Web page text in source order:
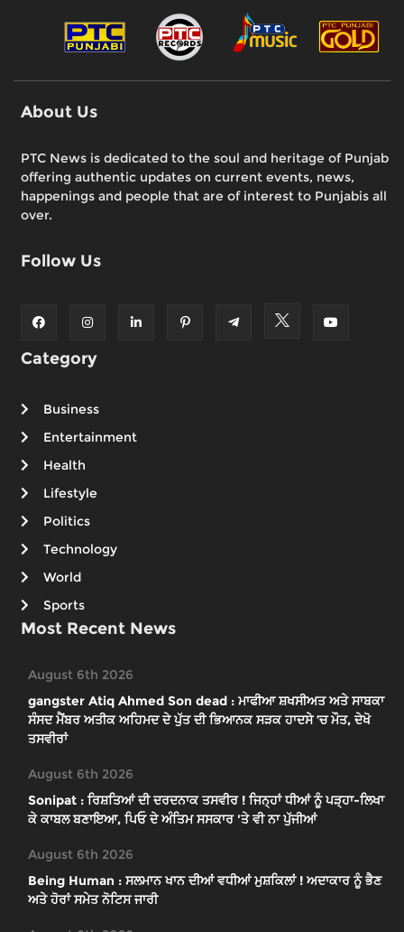
About Us
PTC News is dedicated to the soul and heritage of Punjab
offering authentic updates on current events, news,
happenings and people that are of interest to Punjabis all
over.
Follow Us
Category
Business
Entertainment
Health
Lifestyle
Politics
Technology
World
Sports
Most Recent News
August 6th 2026
gangster Atiq Ahmed Son dead : ਮਾਫੀਆ ਸ਼ਖਸੀਅਤ ਅਤੇ ਸਾਬਕਾ
ਸੰਸਦ ਮੈਂਬਰ ਅਤੀਕ ਅਹਿਮਦ ਦੇ ਪੁੱਤ ਦੀ ਭਿਆਨਕ ਸੜਕ ਹਾਦਸੇ ’ਚ ਮੌਤ, ਦੇਖੋ
ਤਸਵੀਰਾਂ
August 6th 2026
Sonipat : ਰਿਸ਼ਤਿਆਂ ਦੀ ਦਰਦਨਾਕ ਤਸਵੀਰ ! ਜਿਨ੍ਹਾਂ ਧੀਆਂ ਨੂੰ ਪੜ੍ਹਾ-ਲਿਖਾ
ਕੇ ਕਾਬਲ ਬਣਾਇਆ, ਪਿਓ ਦੇ ਅੰਤਿਮ ਸਸਕਾਰ 'ਤੇ ਵੀ ਨਾ ਪੁੱਜੀਆਂ
August 6th 2026
Being Human : ਸਲਮਾਨ ਖਾਨ ਦੀਆਂ ਵਧੀਆਂ ਮੁਸ਼ਕਿਲਾਂ ! ਅਦਾਕਾਰ ਨੂੰ ਭੈਣ
ਅਤੇ ਹੋਰਾਂ ਸਮੇਤ ਨੋਟਿਸ ਜਾਰੀ